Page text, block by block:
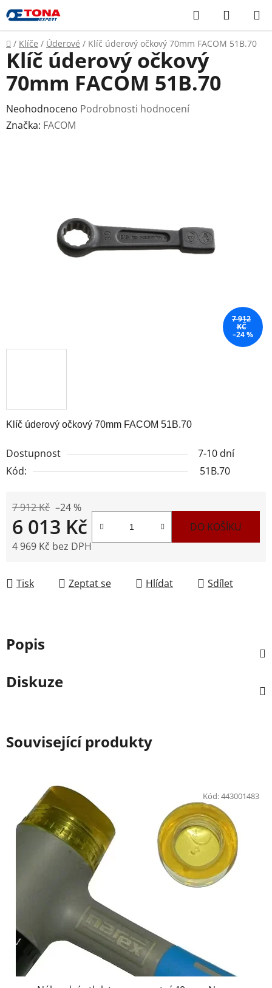
Přejít
na
obsah
Hledat
KOŠÍK
Domů
/ Klíče / Úderové / Klíč úderový očkový 70mm FACOM 51B.70
Klíč úderový očkový 70mm FACOM 51B.70
Dostupnost
7-10 dní
Kód:
51B.70
7 912 Kč –24 %
6 013 Kč
4 969 Kč bez DPH
DO KOŠÍKU
Tisk Zeptat se Hlídat Sdílet
Klíč úderový očkový
70mm FACOM 51B.70
Průměrné
hodnocení
Neohodnoceno Podrobnosti hodnocení
Značka: FACOM
7 912
KČ
–24 %
Popis
Diskuze
Související produkty
Kód:443001483